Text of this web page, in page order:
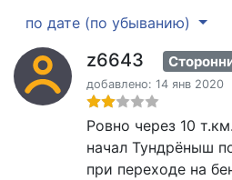
по дате (по убыванию)
z6643
добавлено: 14 янв 2020
Ровно через 10
начал Тундрёныш
при переходе на